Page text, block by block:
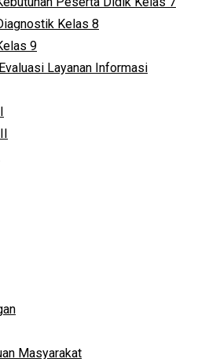
Kelas 8
9
Layanan Informasi
Masyarakat